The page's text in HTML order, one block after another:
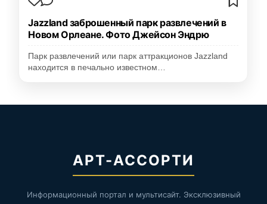
Jazzland заброшенный парк развлечений в
Новом Орлеане. Фото Джейсон Эндрю
Парк развлечений или парк аттракционов Jazzland
находится в печально известном…
АРТ-АССОРТИ
Информационный портал и мультисайт. Эксклюзивный